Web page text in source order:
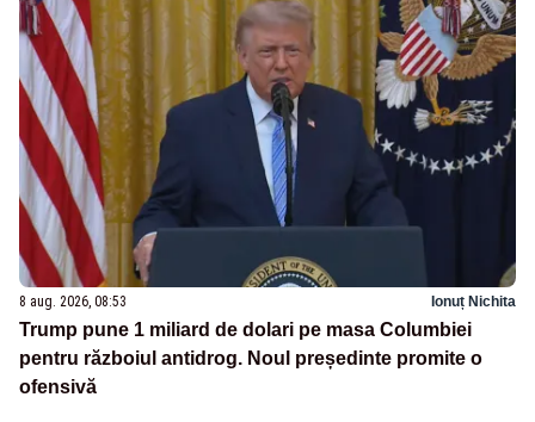
8 aug. 2026, 08:53 Ionuț Nichita
Trump pune 1 miliard de dolari pe masa Columbiei
pentru războiul antidrog. Noul președinte promite o
ofensivă